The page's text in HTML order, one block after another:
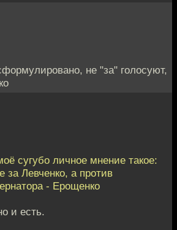
не "за" голосуют,
сугубо личное мнение такое:
за Левченко, а против
- Ерощенко
и есть.